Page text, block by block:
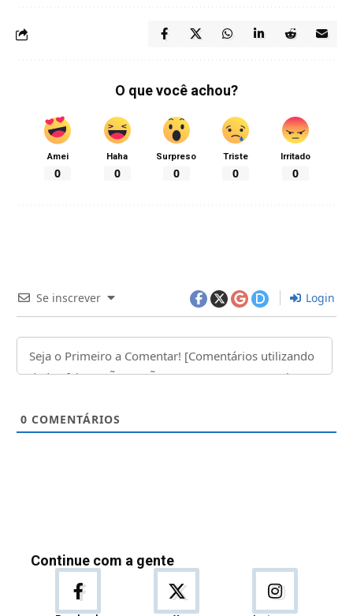
O que você achou?
Amei
0
Haha
0
Surpreso
0
Triste
0
Irritado
0
Se inscrever Login
0 COMENTÁRIOS
Continue com a gente